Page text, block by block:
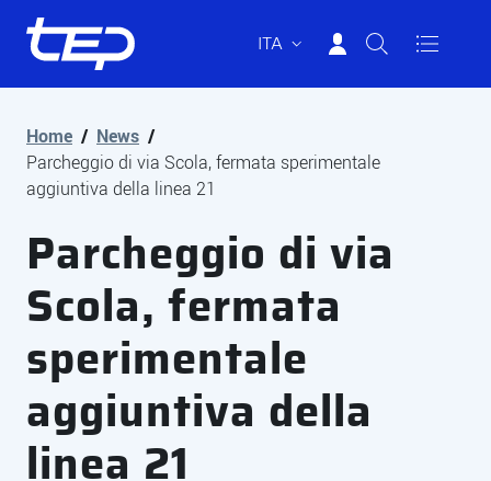
Tep - Trasporti pubblici ParmaITA
Home / News /
Parcheggio di via Scola, fermata sperimentale
aggiuntiva della linea 21
Parcheggio di via
Scola, fermata
sperimentale
aggiuntiva della
linea 21